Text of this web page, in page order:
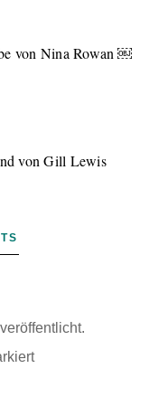
von Nina Rowan ￼
von Gill Lewis